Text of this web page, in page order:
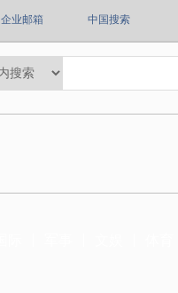
企业邮箱 中国搜索